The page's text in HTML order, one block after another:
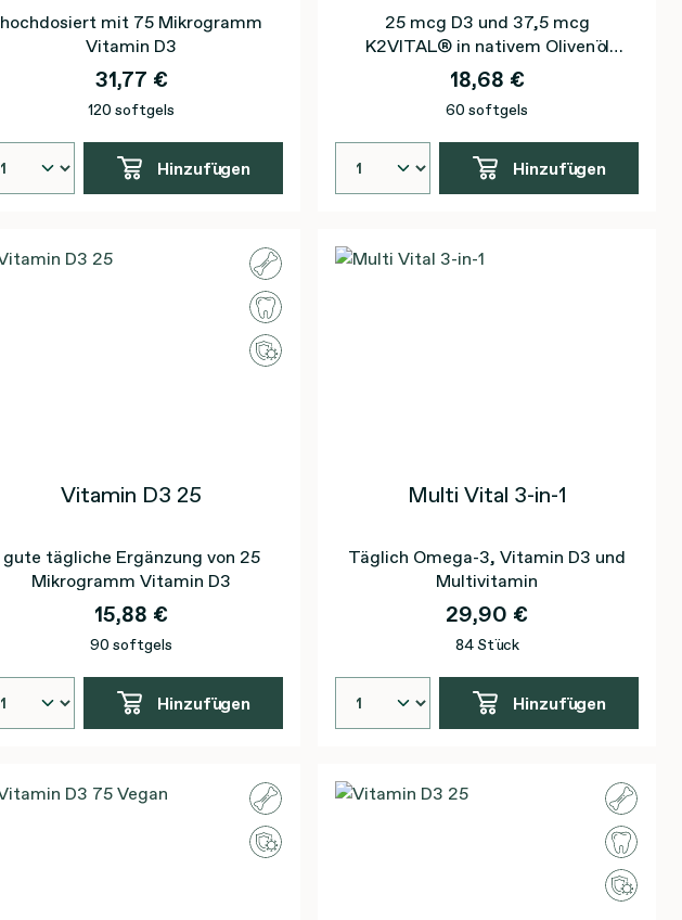
hochdosiert mit 75 Mikrogramm
Vitamin D3
31,77 €
120 softgels
Hinzufügen
25 mcg D3 und 37,5 mcg
K2VITAL® in nativem Olivenöl
extra
18,68 €
60 softgels
Hinzufügen
Vitamin D3 25
gute tägliche Ergänzung von 25
Mikrogramm Vitamin D3
15,88 €
90 softgels
Hinzufügen
Multi Vital 3-in-1
Täglich Omega-3, Vitamin D3 und
Multivitamin
29,90 €
84 Stück
Hinzufügen